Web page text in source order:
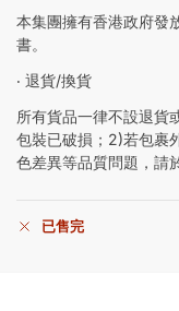
本集團擁有香港政府發
書。
‧ 退貨/換貨
所有貨品一律不設退貨
包裝已破損；2)若包裹
色差異等品質問題，請
已售完